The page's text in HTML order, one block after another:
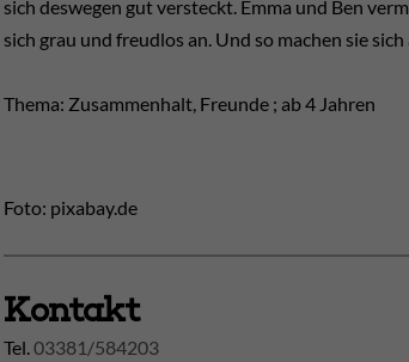
sich deswegen gut versteckt. Emma und Ben
sich grau und freudlos an. Und so machen sie
Thema: Zusammenhalt, Freunde ; ab 4 Jahren
Foto: pixabay.de
Kontakt
Tel. 03381/584203